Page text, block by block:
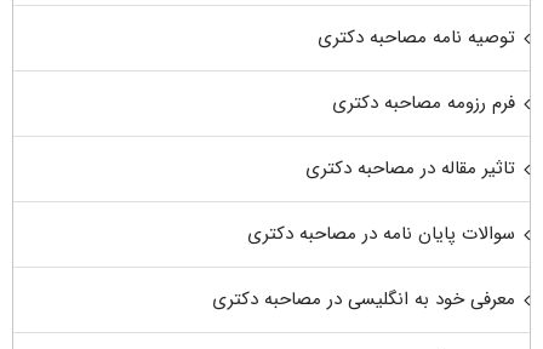
توصیه نامه مصاحبه دکتری
فرم رزومه مصاحبه دکتری
تاثیر مقاله در مصاحبه دکتری
سوالات پایان نامه در مصاحبه دکتری
معرفی خود به انگلیسی در مصاحبه دکتری